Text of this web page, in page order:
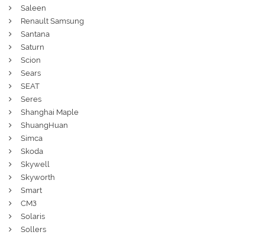
Saleen
Renault Samsung
Santana
Saturn
Scion
Sears
SEAT
Seres
Shanghai Maple
ShuangHuan
Simca
Skoda
Skywell
Skyworth
Smart
СМЗ
Solaris
Sollers